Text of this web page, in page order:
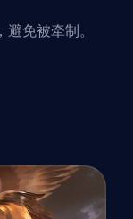
免被牵制。